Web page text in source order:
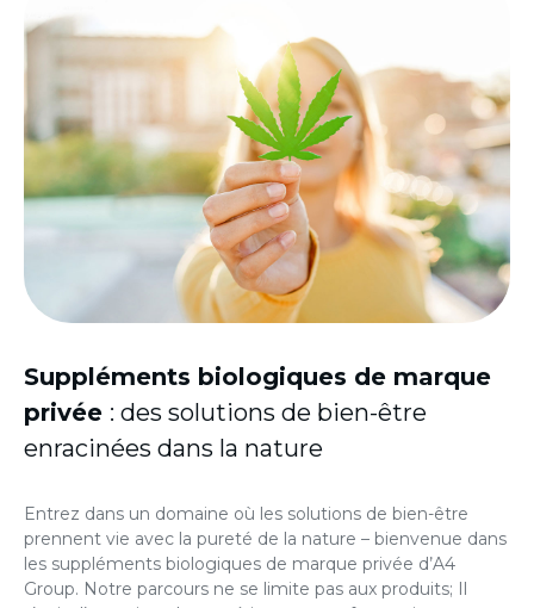
Suppléments biologiques de marque
privée : des solutions de bien-être
enracinées dans la nature
Entrez dans un domaine où les solutions de bien-être
prennent vie avec la pureté de la nature – bienvenue dans
les suppléments biologiques de marque privée d’A4
Group. Notre parcours ne se limite pas aux produits; Il